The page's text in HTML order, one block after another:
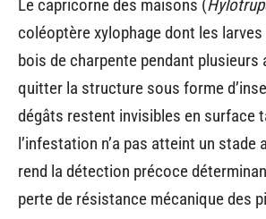
Le capricorne des maisons (
coléoptère xylophage dont les
bois de charpente pendant plusieurs
quitter la structure sous forme
dégâts restent invisibles en surface
l’infestation n’a pas atteint un stade
rend la détection précoce
perte de résistance mécanique des